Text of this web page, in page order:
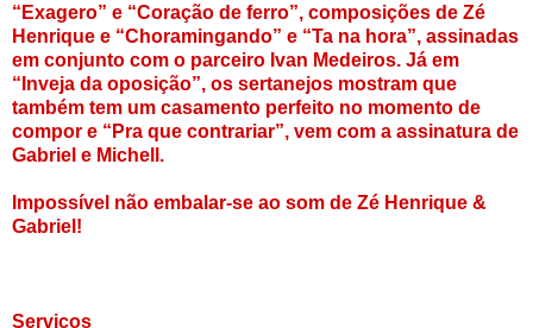
“Exagero” e “Coração de ferro”, composições de Zé
Henrique e “Choramingando” e “Ta na hora”, assinadas
em conjunto com o parceiro Ivan Medeiros. Já em
“Inveja da oposição”, os sertanejos mostram que
também tem um casamento perfeito no momento de
compor e “Pra que contrariar”, vem com a assinatura de
Gabriel e Michell.
Impossível não embalar-se ao som de Zé Henrique &
Gabriel!
Serviços